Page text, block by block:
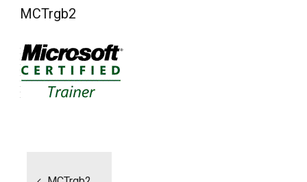
MCTrgb2